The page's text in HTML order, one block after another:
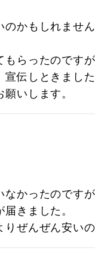
かもしれませ
らったのです
伝しときました
いします。
なかったのですが
きました。
ぜんぜん安い